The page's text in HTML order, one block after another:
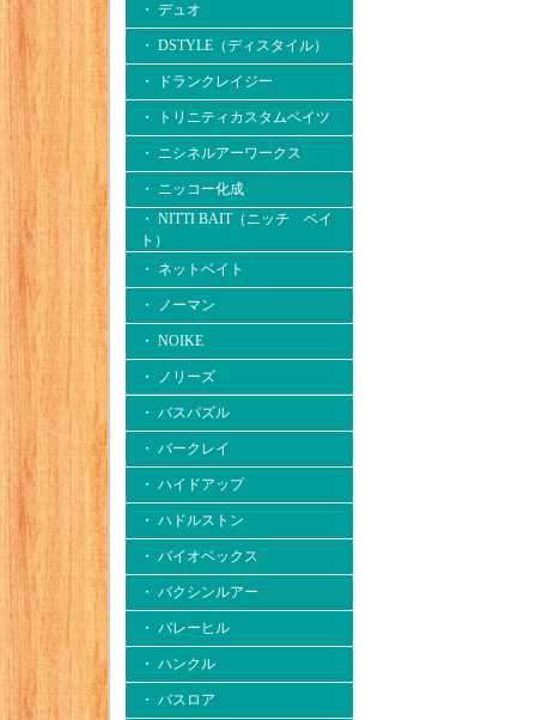
・ デュオ
・ DSTYLE（ディスタイル）
・ ドランクレイジー
・ トリニティカスタムベイツ
・ ニシネルアーワークス
・ ニッコー化成
・ NITTI BAIT（ニッチ ベイ
ト）
・ ネットベイト
・ ノーマン
・ NOIKE
・ ノリーズ
・ バスパズル
・ バークレイ
・ ハイドアップ
・ ハドルストン
・ バイオベックス
・ バクシンルアー
・ バレーヒル
・ ハンクル
・ バスロア